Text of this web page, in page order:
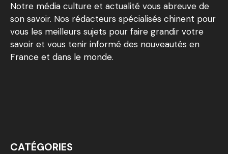
Notre média culture et actualité vous abreuve de
son savoir. Nos rédacteurs spécialisés chinent pour
vous les meilleurs sujets pour faire grandir votre
savoir et vous tenir informé des nouveautés en
France et dans le monde.
CATÉGORIES